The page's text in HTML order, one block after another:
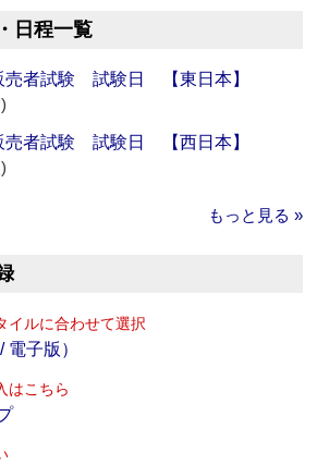
日程一覧
者試験 試験日 【東日本】
者試験 試験日 【西日本】
もっと見る »
イルに合わせて選択
子版）
はこちら